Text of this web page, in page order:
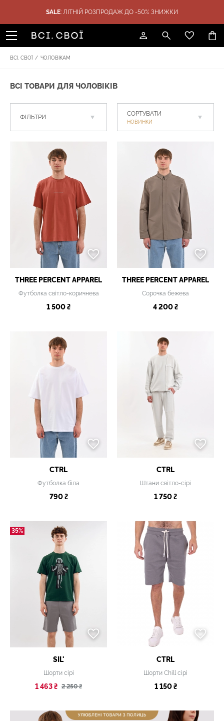
SALE: ЛІТНІЙ РОЗПРОДАЖ ДО -50% ЗНИЖКИ
ПОДАРУНКИ SALE БРЕНДИ
ВСІ. СВОЇ / ЧОЛОВІКАМ
ВСІ ТОВАРИ ДЛЯ ЧОЛОВІКІВ
ФІЛЬТРИ СОРТУВАТИ
НОВИНКИ
THREE PERCENT APPAREL
Футболка світло-коричнева
1 500 ₴
THREE PERCENT APPAREL
Сорочка бежева
4 200 ₴
CTRL
Футболка біла
790 ₴
CTRL
Штани світло-сірі
1 750 ₴
35%
SIL'
Шорти сірі
1 463 ₴ 2 250 ₴
CTRL
Шорти Chill сірі
1 150 ₴